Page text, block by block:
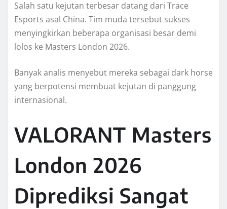
Salah satu kejutan terbesar datang dari Trace
Esports asal China. Tim muda tersebut sukses
menyingkirkan beberapa organisasi besar demi
lolos ke Masters London 2026.
Banyak analis menyebut mereka sebagai dark horse
yang berpotensi membuat kejutan di panggung
internasional.
VALORANT Masters
London 2026
Diprediksi Sangat